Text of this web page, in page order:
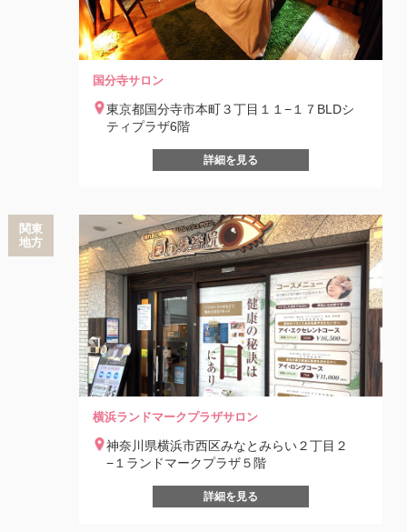
国分寺サロン
東京都国分寺市本町３丁目１１−１７BLDシ
ティプラザ6階
詳細を見る
関東
地方
横浜ランドマークプラザサロン
神奈川県横浜市西区みなとみらい２丁目２
−１ランドマークプラザ５階
詳細を見る